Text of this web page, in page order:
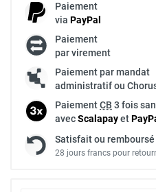
Paiement
via PayPal
Paiement
par virement
Paiement par mandat
administratif ou
PaiementCB 3 fois
avecScalapayetPay
Satisfait ou remboursé
28 jours francs pour